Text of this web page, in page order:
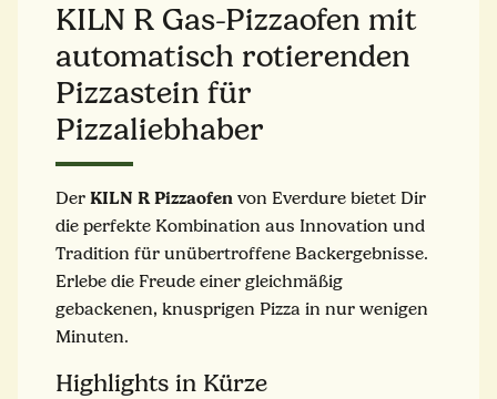
KILN R Gas-Pizzaofen mit
automatisch rotierenden
Pizzastein für
Pizzaliebhaber
Der KILN R Pizzaofen von Everdure bietet Dir
die perfekte Kombination aus Innovation und
Tradition für unübertroffene Backergebnisse.
Erlebe die Freude einer gleichmäßig
gebackenen, knusprigen Pizza in nur wenigen
Minuten.
Highlights in Kürze